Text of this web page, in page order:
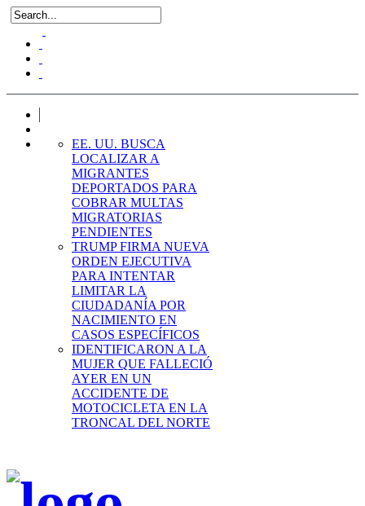
EE. UU. BUSCA
LOCALIZAR A
MIGRANTES
DEPORTADOS PARA
COBRAR MULTAS
MIGRATORIAS
PENDIENTES
TRUMP FIRMA NUEVA
ORDEN EJECUTIVA
PARA INTENTAR
LIMITAR LA
CIUDADANÍA POR
NACIMIENTO EN
CASOS ESPECÍFICOS
IDENTIFICARON A LA
MUJER QUE FALLECIÓ
AYER EN UN
ACCIDENTE DE
MOTOCICLETA EN LA
TRONCAL DEL NORTE